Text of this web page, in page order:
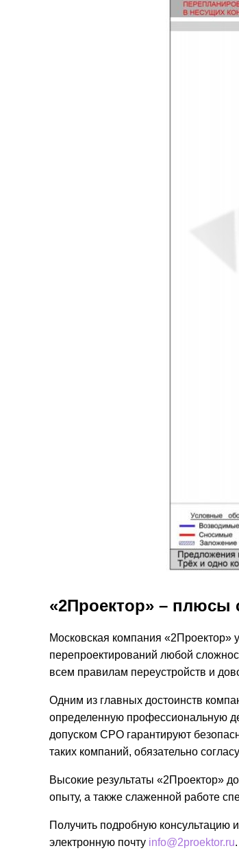
«2Проектор» – плюсы
Московская компания «2Проектор»
перепроектирований любой
всем правилам переустройств и
Одним из главных достоинств
определенную профессиональную
допуском СРО гарантируют
таких компаний, обязательно
Высокие результаты «2Проектор»
опыту, а также слаженной работе
Получить подробную консультацию
электронную почту info@2proektor.ru